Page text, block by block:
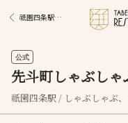
祇園四条駅グルメ
公式
先斗町しゃぶしゃ
祇園四条駅 / しゃぶしゃぶ